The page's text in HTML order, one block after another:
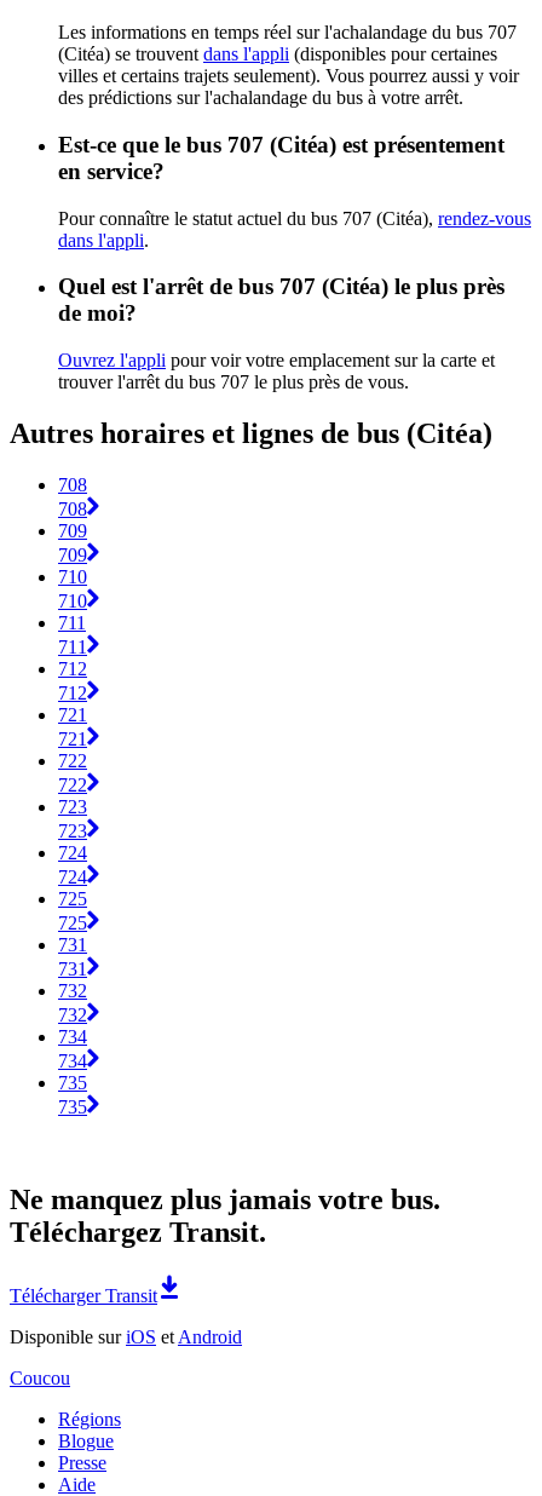
Les informations en temps réel sur l'achalandage du bus 707
(Citéa) se trouvent dans l'appli (disponibles pour certaines
villes et certains trajets seulement). Vous pourrez aussi y voir
des prédictions sur l'achalandage du bus à votre arrêt.
Est-ce que le bus 707 (Citéa) est présentement
en service?
Pour connaître le statut actuel du bus 707 (Citéa), rendez-vous
dans l'appli.
Quel est l'arrêt de bus 707 (Citéa) le plus près
de moi?
Ouvrez l'appli pour voir votre emplacement sur la carte et
trouver l'arrêt du bus 707 le plus près de vous.
Autres horaires et lignes de bus (Citéa)
708
708
709
709
710
710
711
711
712
712
721
721
722
722
723
723
724
724
725
725
731
731
732
732
734
734
735
735
Ne manquez plus jamais votre bus.
Téléchargez Transit.
Télécharger Transit
Disponible suriOS et Android
Coucou
Régions
Blogue
Presse
Aide